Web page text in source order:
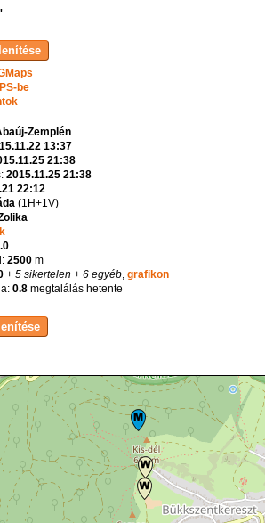
be
Zemplén
13:37
21:38
2015.11.25 21:38
22:12
(1H+1V)
2500m
+ 5 sikertelen + 6 egyéb, grafikon
0.8megtalálás hetente